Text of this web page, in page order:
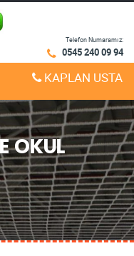
Telefon Numaramız:
0545 240 09 94
KAPLAN USTA
OKUL